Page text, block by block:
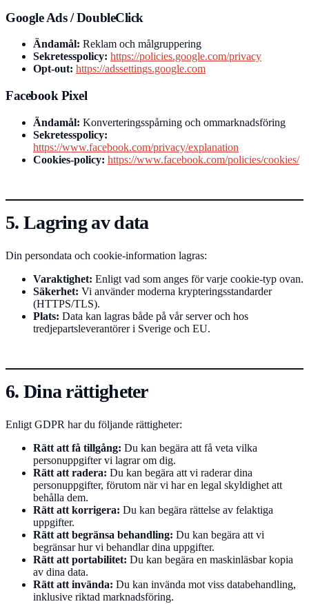
Google Ads / DoubleClick
Ändamål: Reklam och målgruppering
Sekretesspolicy: https://policies.google.com/privacy
Opt-out: https://adssettings.google.com
Facebook Pixel
Ändamål: Konverteringsspårning och ommarknadsföring
Sekretesspolicy:
https://www.facebook.com/privacy/explanation
Cookies-policy: https://www.facebook.com/policies/cookies/
5. Lagring av data
Din persondata och cookie-information lagras:
Varaktighet: Enligt vad som anges för varje cookie-typ ovan.
Säkerhet: Vi använder moderna krypteringsstandarder
(HTTPS/TLS).
Plats: Data kan lagras både på vår server och hos
tredjepartsleverantörer i Sverige och EU.
6. Dina rättigheter
Enligt GDPR har du följande rättigheter:
Rätt att få tillgång: Du kan begära att få veta vilka
personuppgifter vi lagrar om dig.
Rätt att radera: Du kan begära att vi raderar dina
personuppgifter, förutom när vi har en legal skyldighet att
behålla dem.
Rätt att korrigera: Du kan begära rättelse av felaktiga
uppgifter.
Rätt att begränsa behandling: Du kan begära att vi
begränsar hur vi behandlar dina uppgifter.
Rätt att portabilitet: Du kan begära en maskinläsbar kopia
av dina data.
Rätt att invända: Du kan invända mot viss databehandling,
inklusive riktad marknadsföring.